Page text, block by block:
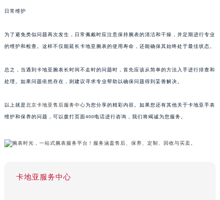
日常维护
为了避免类似问题再次发生，日常佩戴时应注意保持腕表的清洁和干燥，并定期进行专业
的维护和检查。这样不仅能延长卡地亚腕表的使用寿命，还能确保其始终处于最佳状态。
总之，当遇到卡地亚腕表长时间不走时的问题时，首先应该从简单的方法入手进行排查和
处理。如果问题依然存在，则建议寻求专业帮助以确保问题得到妥善解决。
以上就是北京卡地亚售后服务中心为您分享的精彩内容。如果您还有其他关于卡地亚手表
维护和保养的问题，可以拨打页面400电话进行咨询，我们将竭诚为您服务。
卡地亚服务中心